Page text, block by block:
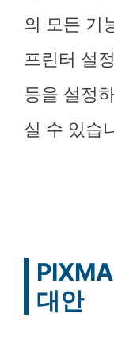
의 모든 기
프린터 설
등을 설정
실 수 있습
대안